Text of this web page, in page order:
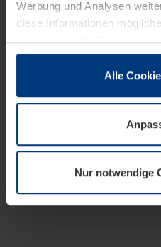
Werbung und Analysen
diese Informationen
zusammen, die Sie ihnen
sie im Rahmen Ihrer
wenn diese für den Betrieb
notwendig sind. Für alle
wir Ihre Erlaubnis. Ihre
Datenschutzerklärung
widerrufen.
Alle
Nur notwendige